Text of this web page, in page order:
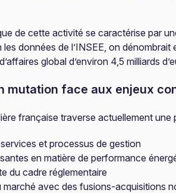
de cette activité se caractérise par
données de l’INSEE, on
global d’environ 4,5 milliards
mutation face aux enjeux
française traverse actuellement
et processus de gestion
en matière de performance
du cadre réglementaire
avec des fusions-acquisitions